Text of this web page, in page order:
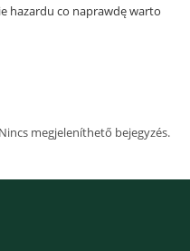
hazardu co naprawdę warto
Nincs megjeleníthető bejegyzés.